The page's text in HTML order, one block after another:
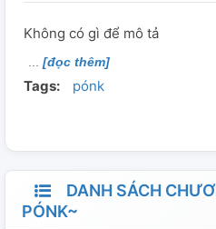
Không có gì để mô tả
[đọc thêm]
Tags: pónk
DANH SÁCH
PÓNK~